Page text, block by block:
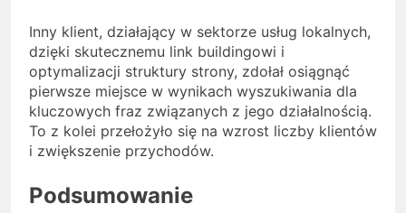
Inny klient, działający w sektorze usług lokalnych,
dzięki skutecznemu link buildingowi i
optymalizacji struktury strony, zdołał osiągnąć
pierwsze miejsce w wynikach wyszukiwania dla
kluczowych fraz związanych z jego działalnością.
To z kolei przełożyło się na wzrost liczby klientów
i zwiększenie przychodów.
Podsumowanie